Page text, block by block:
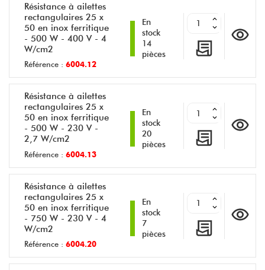
Résistance à ailettes
rectangulaires 25 x
50 en inox ferritique
- 500 W - 400 V - 4
W/cm2
Référence : 6004.12
En
stock
14
pièces
Résistance à ailettes
rectangulaires 25 x
50 en inox ferritique
- 500 W - 230 V -
2,7 W/cm2
Référence : 6004.13
En
stock
20
pièces
Résistance à ailettes
rectangulaires 25 x
50 en inox ferritique
- 750 W - 230 V - 4
W/cm2
Référence : 6004.20
En
stock
7
pièces